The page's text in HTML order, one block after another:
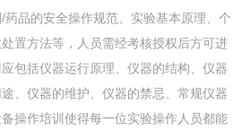
品的安全操作规范、实验基本原理、个
置方法等，人员需经考核授权后方可进
包括仪器运行原理、仪器的结构、仪器
、仪器的维护、仪器的禁忌、常规仪器
操作培训使得每一位实验操作人员都能